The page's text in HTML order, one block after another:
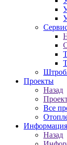
Проекты
Назад
Все
Информация
Назад